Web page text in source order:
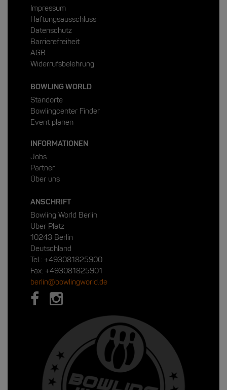
Impressum
Haftungsausschluss
Datenschutz
Barrierefreiheit
AGB
Widerrufsbelehrung
BOWLING WORLD
Standorte
Bowlingcenter Finder
Event planen
INFORMATIONEN
Jobs
Partner
Über uns
ANSCHRIFT
Bowling World Berlin
Uber Platz
10243 Berlin
Deutschland
Tel.: +493081825900
Fax: +493081825901
berlin@bowlingworld.de